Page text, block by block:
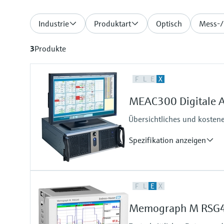
Industrie Produktart Optisch
3Produkte
F L E X
MEAC300 Digitale
Übersichtliches und
Spezifikation anzeigen
Berechnungen
Gleitender Monatsmittelwert,
Tageszähler, Monatszähler,
F L E X
Memograph M